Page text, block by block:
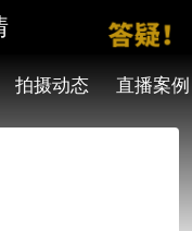
拍摄动态 直播案例